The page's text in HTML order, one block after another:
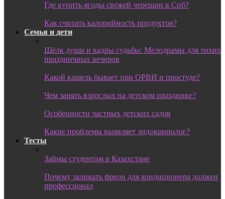
Где купить ягоды свежей черешни в Спб?
Как считать калорийность продуктов?
Семья и дети
Шёлк души и кадры судьбы: Мелодрамы для тихих
праздничных вечеров
Какой кашель бывает при ОРВИ и простуде?
Чем занять взрослых на детском празднике?
Особенности частных детских садов
Какие проблемы выявляет эндокринолог?
Тесты
Займы студентам в Казахстане
Почему заливать фреон для кондиционера должен
профессионал